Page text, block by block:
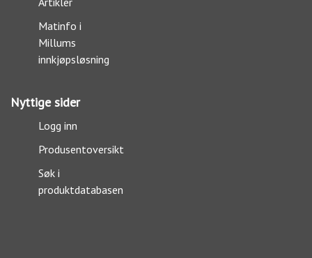
Matinfo i
Millums
innkjøpsløsning
Nyttige sider
Logg inn
Produsentoversikt
Søk i
produktdatabasen